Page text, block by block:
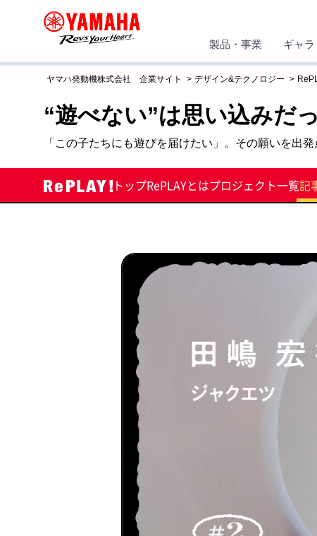
製品・事業 ギャラ
ヤマハ発動機株式会社 企業サイト デザイン&テクノロジー
“遊べない”は思い込みだ
「この子たちにも遊びを届けたい」。その願いを出
トップRePLAYとはプロジェクト一覧記